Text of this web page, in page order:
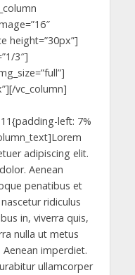
height=”30px”]
3″]
vc_column]
left: 7%
adipiscing elit.
Aenean
penatibus et
ridiculus
in, viverra quis,
nulla ut metus
imperdiet.
ullamcorper